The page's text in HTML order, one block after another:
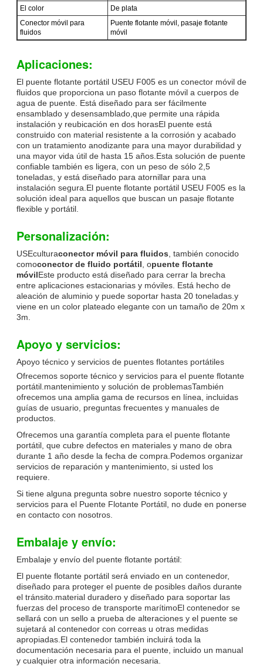
El color
De plata
Conector móvil para
fluidos
Puente flotante móvil, pasaje flotante
móvil
Aplicaciones:
El puente flotante portátil USEU F005 es un conector móvil de
fluidos que proporciona un paso flotante móvil a cuerpos de
agua de puente. Está diseñado para ser fácilmente
ensamblado y desensamblado,que permite una rápida
instalación y reubicación en dos horasEl puente está
construido con material resistente a la corrosión y acabado
con un tratamiento anodizante para una mayor durabilidad y
una mayor vida útil de hasta 15 años.Esta solución de puente
confiable también es ligera, con un peso de sólo 2,5
toneladas, y está diseñado para atornillar para una
instalación segura.El puente flotante portátil USEU F005 es la
solución ideal para aquellos que buscan un pasaje flotante
flexible y portátil.
Personalización:
USEculturaconector móvil para fluidos , también conocido
comoconector de fluido portátil , opuente flotante
móvilEste producto está diseñado para cerrar la brecha
entre aplicaciones estacionarias y móviles. Está hecho de
aleación de aluminio y puede soportar hasta 20 toneladas.y
viene en un color plateado elegante con un tamaño de 20m x
3m.
Apoyo y servicios:
Apoyo técnico y servicios de puentes flotantes portátiles
Ofrecemos soporte técnico y servicios para el puente flotante
portátil.mantenimiento y solución de problemasTambién
ofrecemos una amplia gama de recursos en línea, incluidas
guías de usuario, preguntas frecuentes y manuales de
productos.
Ofrecemos una garantía completa para el puente flotante
portátil, que cubre defectos en materiales y mano de obra
durante 1 año desde la fecha de compra.Podemos organizar
servicios de reparación y mantenimiento, si usted los
requiere.
Si tiene alguna pregunta sobre nuestro soporte técnico y
servicios para el Puente Flotante Portátil, no dude en ponerse
en contacto con nosotros.
Embalaje y envío:
Embalaje y envío del puente flotante portátil:
El puente flotante portátil será enviado en un contenedor,
diseñado para proteger el puente de posibles daños durante
el tránsito.material duradero y diseñado para soportar las
fuerzas del proceso de transporte marítimoEl contenedor se
sellará con un sello a prueba de alteraciones y el puente se
sujetará al contenedor con correas u otras medidas
apropiadas.El contenedor también incluirá toda la
documentación necesaria para el puente, incluido un manual
y cualquier otra información necesaria.